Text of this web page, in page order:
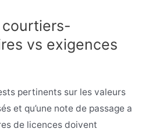
courtiers-
vs exigences
pertinents sur les valeurs
et qu’une note de passage a
de licences doivent